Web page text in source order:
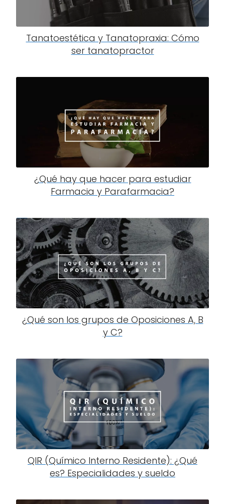
Tanatoestética y Tanatopraxia: Cómo
ser tanatopractor
¿Qué hay que hacer para estudiar
Farmacia y Parafarmacia?
¿Qué son los grupos de Oposiciones A, B
y C?
QIR (Químico Interno Residente): ¿Qué
es? Especialidades y sueldo